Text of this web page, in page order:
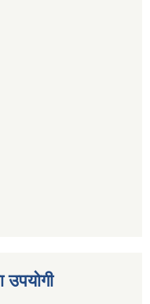
उपयोगी